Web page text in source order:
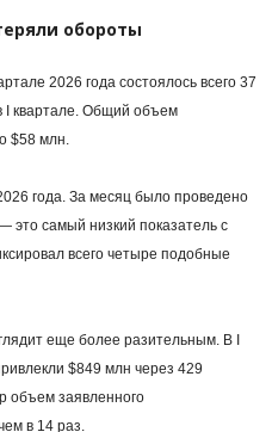
обороты
2026 года состоялось всего 37
I квартале. Общий объем
$58 млн.
года. За месяц было проведено
это самый низкий показатель с
всего четыре подобные
еще более разительным. В I
$849 млн через 429
объем заявленного
в 14 раз.